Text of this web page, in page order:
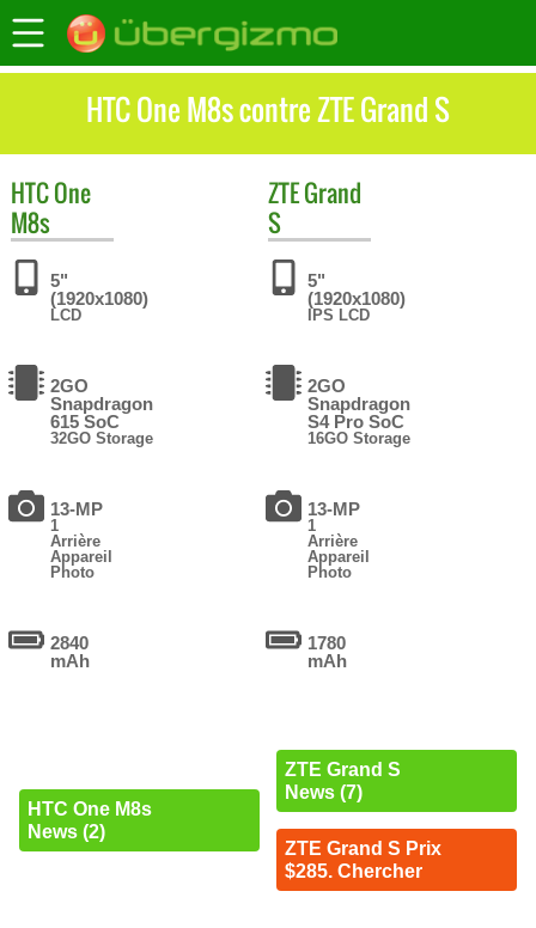
HTC One M8s contre ZTE Grand S
HTCOne
M8s
5"
(1920x1080)
LCD
2GO
Snapdragon
615 SoC
32GO Storage
13-MP
1
Arrière
Appareil
Photo
2840
mAh
HTC One M8s
News (2)
ZTEGrand
S
5"
(1920x1080)
IPS LCD
2GO
Snapdragon
S4 Pro SoC
16GO Storage
13-MP
1
Arrière
Appareil
Photo
1780
mAh
ZTE Grand S
News (7)
ZTE Grand S Prix
$285. Chercher